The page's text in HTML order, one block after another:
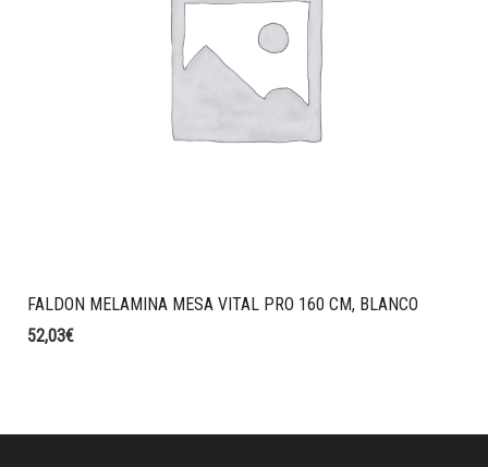
FALDON MELAMINA MESA VITAL PRO 160 CM, BLANCO
52,03€